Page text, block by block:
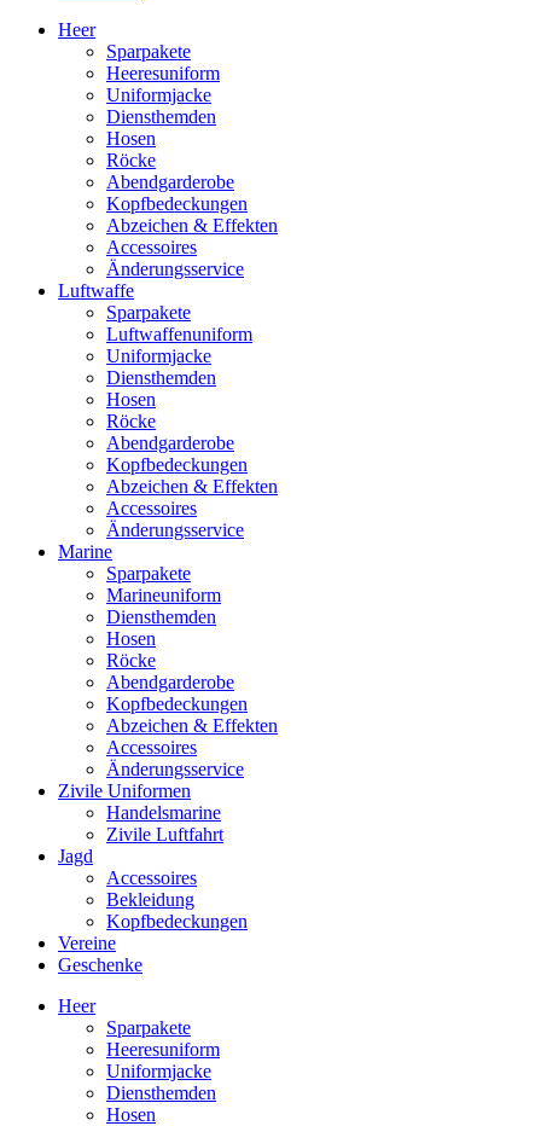
Heer
Sparpakete
Heeresuniform
Uniformjacke
Diensthemden
Hosen
Röcke
Abendgarderobe
Kopfbedeckungen
Abzeichen & Effekten
Accessoires
Änderungsservice
Luftwaffe
Sparpakete
Luftwaffenuniform
Uniformjacke
Diensthemden
Hosen
Röcke
Abendgarderobe
Kopfbedeckungen
Abzeichen & Effekten
Accessoires
Änderungsservice
Marine
Sparpakete
Marineuniform
Diensthemden
Hosen
Röcke
Abendgarderobe
Kopfbedeckungen
Abzeichen & Effekten
Accessoires
Änderungsservice
Zivile Uniformen
Handelsmarine
Zivile Luftfahrt
Jagd
Accessoires
Bekleidung
Kopfbedeckungen
Vereine
Geschenke
Heer
Sparpakete
Heeresuniform
Uniformjacke
Diensthemden
Hosen